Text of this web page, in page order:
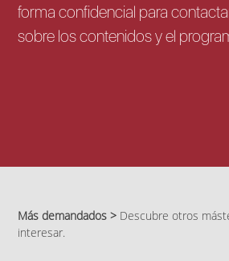
forma confidencial para
sobre los contenidos y el
Más demandados > Descubre otros
interesar.